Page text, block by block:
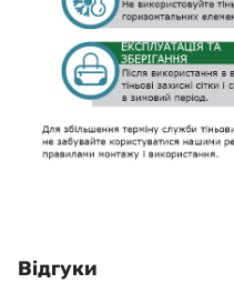
Відгуки